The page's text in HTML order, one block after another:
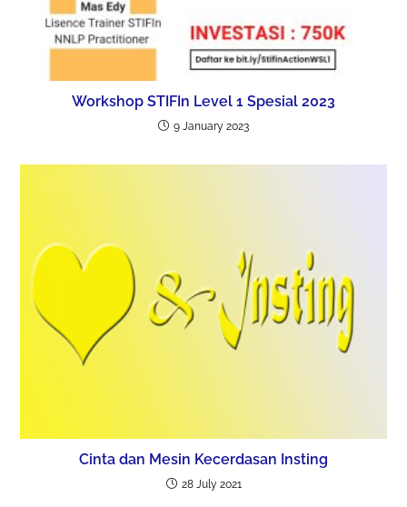
Workshop STIFIn Level 1 Spesial 2023
9 January 2023
Cinta dan Mesin Kecerdasan Insting
28 July 2021